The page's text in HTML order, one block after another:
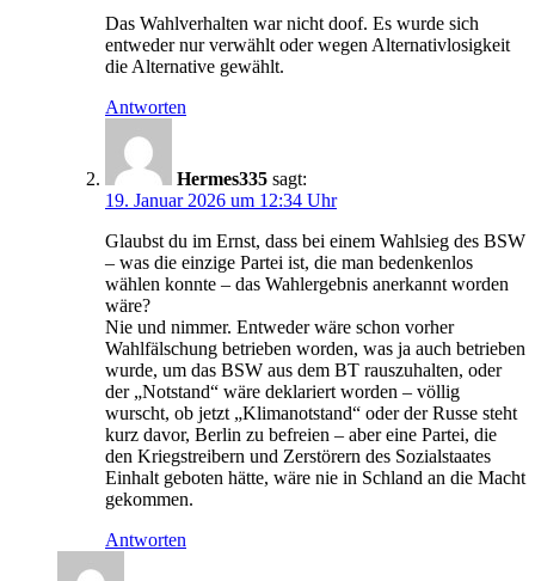
Das Wahlverhalten war nicht doof. Es wurde sich
entweder nur verwählt oder wegen Alternativlosigkeit
die Alternative gewählt.
Antworten
Hermes335 sagt:
19. Januar 2026 um 12:34 Uhr
Glaubst du im Ernst, dass bei einem Wahlsieg des BSW
– was die einzige Partei ist, die man bedenkenlos
wählen konnte – das Wahlergebnis anerkannt worden
wäre?
Nie und nimmer. Entweder wäre schon vorher
Wahlfälschung betrieben worden, was ja auch betrieben
wurde, um das BSW aus dem BT rauszuhalten, oder
der „Notstand“ wäre deklariert worden – völlig
wurscht, ob jetzt „Klimanotstand“ oder der Russe steht
kurz davor, Berlin zu befreien – aber eine Partei, die
den Kriegstreibern und Zerstörern des Sozialstaates
Einhalt geboten hätte, wäre nie in Schland an die Macht
gekommen.
Antworten